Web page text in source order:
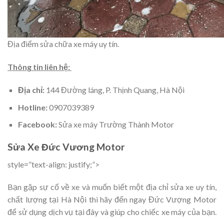
Địa điểm sửa chữa xe máy uy tín.
Thông tin liên hệ:
Địa chỉ:144 Đường láng, P. Thịnh Quang, Hà Nội
Hotline:0907039389
Facebook:Sửa xe máy Trường Thành Motor
Sửa Xe Đức Vương Motor
style=”text-align: justify;”>
Bạn gặp sự cố về xe và muốn biết một địa chỉ sửa xe uy tín,
chất lượng tại Hà Nội thì hãy đến ngay Đức Vượng Motor
để sử dụng dịch vụ tại đây và giúp cho chiếc xe máy của bạn.